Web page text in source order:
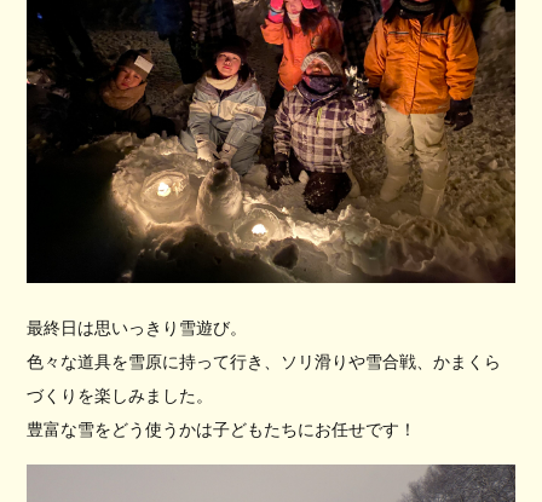
最終日は思いっきり雪遊び。
色々な道具を雪原に持って行き、ソリ滑りや雪合戦、かまくら
づくりを楽しみました。
豊富な雪をどう使うかは子どもたちにお任せです！